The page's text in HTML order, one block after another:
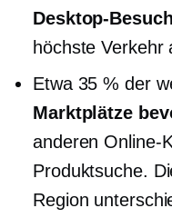
Desktop-
höchste
Etwa 35 % der
Marktplätze
anderen Online-
Produktsuche.
Region